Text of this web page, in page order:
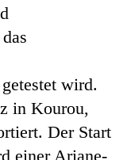
wird.
in Kourou,
Der Start
einer Ariane-